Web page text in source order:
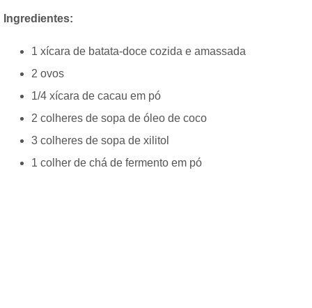
Ingredientes:
1 xícara de batata-doce cozida e amassada
2 ovos
1/4 xícara de cacau em pó
2 colheres de sopa de óleo de coco
3 colheres de sopa de xilitol
1 colher de chá de fermento em pó